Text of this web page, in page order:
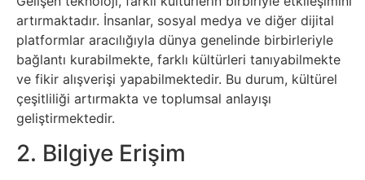
Kitap
Komedi
Kültür
Sanat
Metaverse
artırmaktadır. İnsanlar, sosyal medya ve diğer dijital
platformlar aracılığıyla dünya genelinde birbirleriyle
bağlantı kurabilmekte, farklı kültürleri tanıyabilmekte
ve fikir alışverişi yapabilmektedir. Bu durum, kültürel
çeşitliliği artırmakta ve toplumsal anlayışı
geliştirmektedir.
2. Bilgiye Erişim